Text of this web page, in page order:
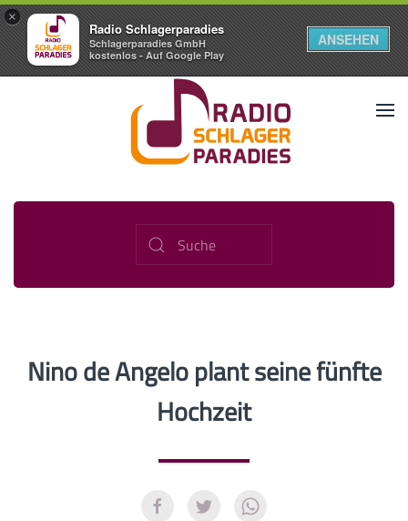
×
Radio Schlagerparadies
Schlagerparadies GmbH
kostenlos - Auf Google Play
ANSEHEN
Nino de Angelo plant seine fünfte
Hochzeit